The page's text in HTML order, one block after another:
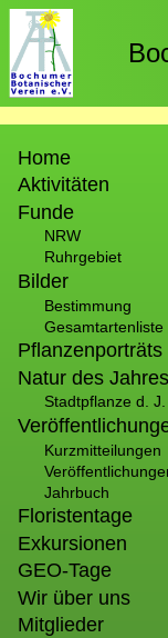
Direkt
zum
Inhalt
Home
Aktivitäten
Funde
NRW
Ruhrgebiet
Bilder
Bestimmung
Gesamtartenliste
Pflanzenporträts
Natur des Jahres
Stadtpflanze d. J.
Kurzmitteilungen
Jahrbuch
Floristentage
Exkursionen
GEO-Tage
Wir über uns
Mitglieder